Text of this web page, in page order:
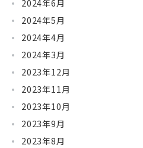
2024年6月
2024年5月
2024年4月
2024年3月
2023年12月
2023年11月
2023年10月
2023年9月
2023年8月